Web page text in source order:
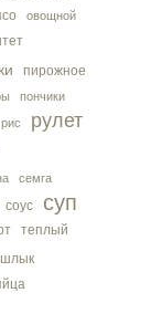
овощной
пирожное
пончики
рис рулет
семга
соус суп
теплый